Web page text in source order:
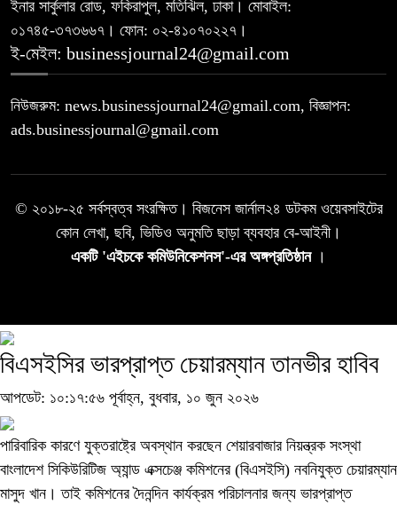
ইনার সার্কুলার রোড, ফকিরাপুল, মতিঝিল, ঢাকা। মোবাইল:
০১৭৪৫-৩৭৩৬৬৭। ফোন: ০২-৪১০৭০২২৭।
ই-মেইল: businessjournal24@gmail.com
নিউজরুম: news.businessjournal24@gmail.com, বিজ্ঞাপন:
ads.businessjournal@gmail.com
© ২০১৮-২৫ সর্বস্বত্ব সংরক্ষিত। বিজনেস জার্নাল২৪ ডটকম ওয়েবসাইটের
কোন লেখা, ছবি, ভিডিও অনুমতি ছাড়া ব্যবহার বে-আইনী।
একটি 'এইচকে কমিউনিকেশনস'-এর অঙ্গপ্রতিষ্ঠান ।
বিএসইসির ভারপ্রাপ্ত চেয়ারম্যান তানভীর হাবিব
আপডেট: ১০:১৭:৫৬ পূর্বাহ্ন, বুধবার, ১০ জুন ২০২৬
পারিবারিক কারণে যুক্তরাষ্ট্রে অবস্থান করছেন শেয়ারবাজার নিয়ন্ত্রক সংস্থা
বাংলাদেশ সিকিউরিটিজ অ্যান্ড এক্সচেঞ্জ কমিশনের (বিএসইসি) নবনিযুক্ত চেয়ারম্যান
মাসুদ খান। তাই কমিশনের দৈনন্দিন কার্যক্রম পরিচালনার জন্য ভারপ্রাপ্ত